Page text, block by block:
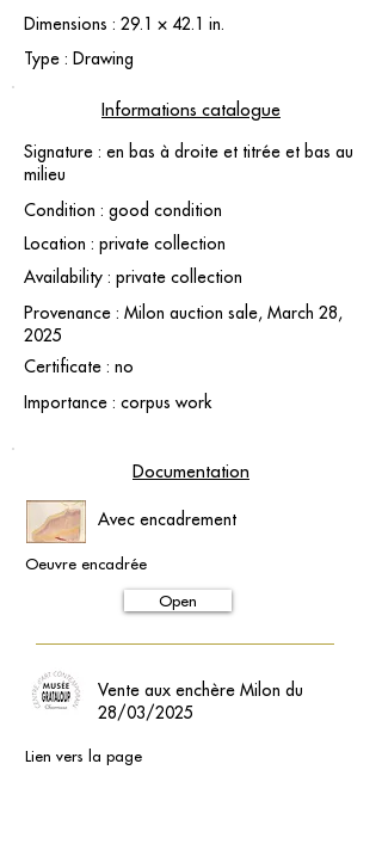
Dimensions : 29.1 × 42.1 in.
Type : Drawing
Informations catalogue
Signature : en bas à droite et titrée et bas au
milieu
Condition : good condition
Location : private collection
Availability : private collection
Provenance : Milon auction sale, March 28,
2025
Certificate : no
Importance : corpus work
Documentation
Avec encadrement
Oeuvre encadrée
Open
Vente aux enchère Milon du
28/03/2025
Lien vers la page